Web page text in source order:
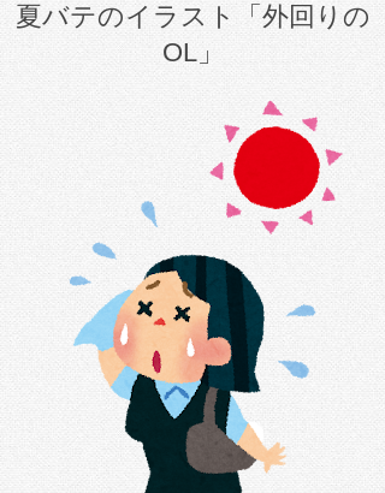
夏バテのイラスト「外回りの
OL」